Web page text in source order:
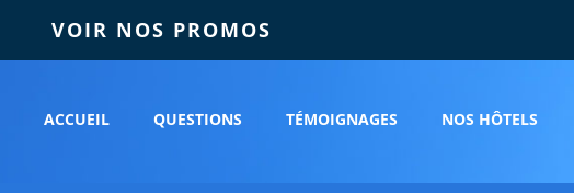
VOIR NOS PROMOS
ACCUEIL QUESTIONS TÉMOIGNAGES NOS HÔTELS